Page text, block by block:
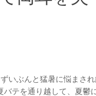
いぶんと猛暑に悩まさ
バテを通り越して、夏鬱